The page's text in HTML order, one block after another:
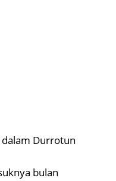
Durrotun
bulan